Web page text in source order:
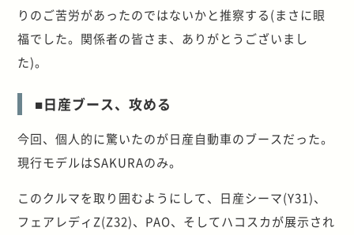
りのご苦労があったのではないかと推察する(まさに眼
福でした。関係者の皆さま、ありがとうございまし
た)。
■日産ブース、攻める
今回、個人的に驚いたのが日産自動車のブースだった。
現行モデルはSAKURAのみ。
このクルマを取り囲むようにして、日産シーマ(Y31)、
フェアレディZ(Z32)、PAO、そしてハコスカが展示され